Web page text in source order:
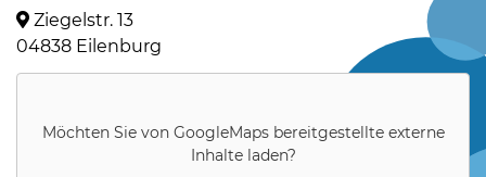
Ziegelstr. 13
04838 Eilenburg
Möchten Sie von GoogleMapsbereitgestellte externe
Inhalte laden?